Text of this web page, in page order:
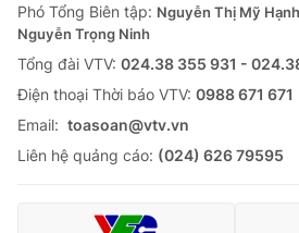
Phó Tổng Biên tập: Nguyễn Thị Mỹ
Nguyễn Trọng Ninh
Tổng đài VTV: 024.38 355 931 -
Ðiện thoại Thời báo VTV: 0988 671 671
Email: toasoan@vtv.vn
Liên hệ quảng cáo: (024) 626 79595